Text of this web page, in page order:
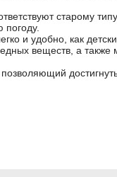
старому
и удобно, как
веществ, а